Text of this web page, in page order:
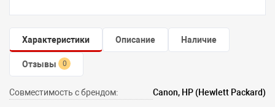
Характеристики Описание Наличие
Отзывы 0
Совместимость с брендом: Canon, HP (Hewlett Packard)